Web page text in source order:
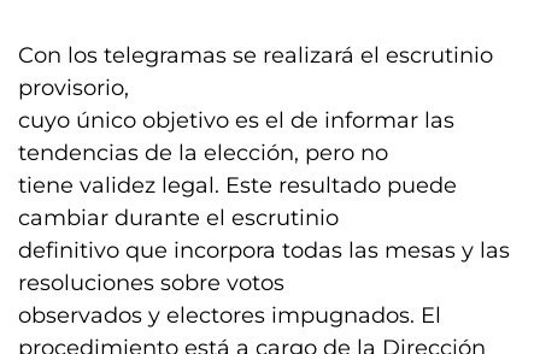
Con los telegramas se realizará el escrutinio
provisorio,
cuyo único objetivo es el de informar las
tendencias de la elección, pero no
tiene validez legal. Este resultado puede
cambiar durante el escrutinio
definitivo que incorpora todas las mesas y las
resoluciones sobre votos
observados y electores impugnados. El
procedimiento está a cargo de la Dirección